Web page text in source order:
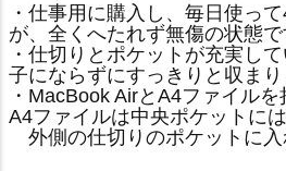
・仕事用に購入し、毎日使っ
が、全くへたれず無傷の状態で
・仕切りとポケットが充実し
子にならずにすっきりと収まり
・MacBook AirとA4ファイルを
A4ファイルは中央ポケットに
外側の仕切りのポケットに入